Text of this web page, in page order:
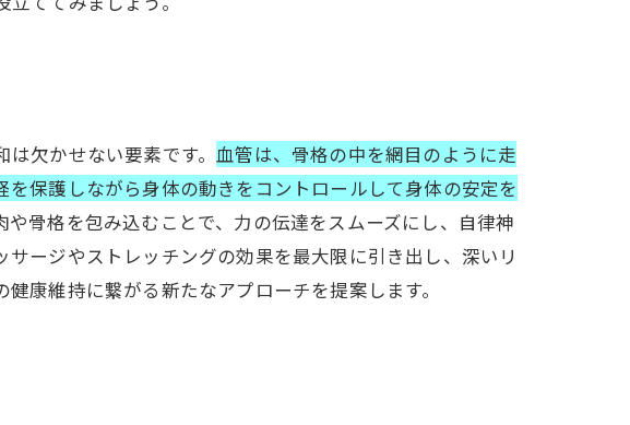
は欠かせない要素です。血管は、骨格の中を網目のように走
保護しながら身体の動きをコントロールして身体の安定を
骨格を包み込むことで、力の伝達をスムーズにし、自律神
ージやストレッチングの効果を最大限に引き出し、深いリ
康維持に繋がる新たなアプローチを提案します。